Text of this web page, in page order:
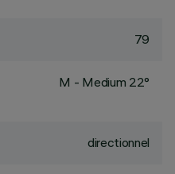
79
M - Medium 22°
directionnel